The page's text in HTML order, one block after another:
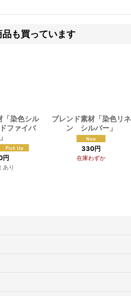
も買っています
「染色シル
ファイバ
円
あり
ブレンド素材「染色リネ
ン シルバー」
330円
在庫わずか